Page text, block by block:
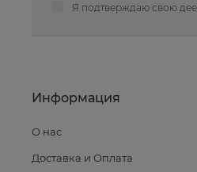
Я подтверждаю свою
Информация
О нас
Доставка и Оплата